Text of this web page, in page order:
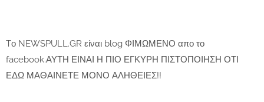
Tο NEWSPULL.GR είναι blog ΦΙΜΩΜΕΝΟ απο το
facebook.ΑΥΤΗ ΕΙΝΑΙ Η ΠΙΟ ΕΓΚΥΡΗ ΠΙΣΤΟΠΟΙΗΣΗ ΟΤΙ
ΕΔΩ ΜΑΘΑΙΝΕΤΕ ΜΟΝΟ ΑΛΗΘΕΙΕΣ!!